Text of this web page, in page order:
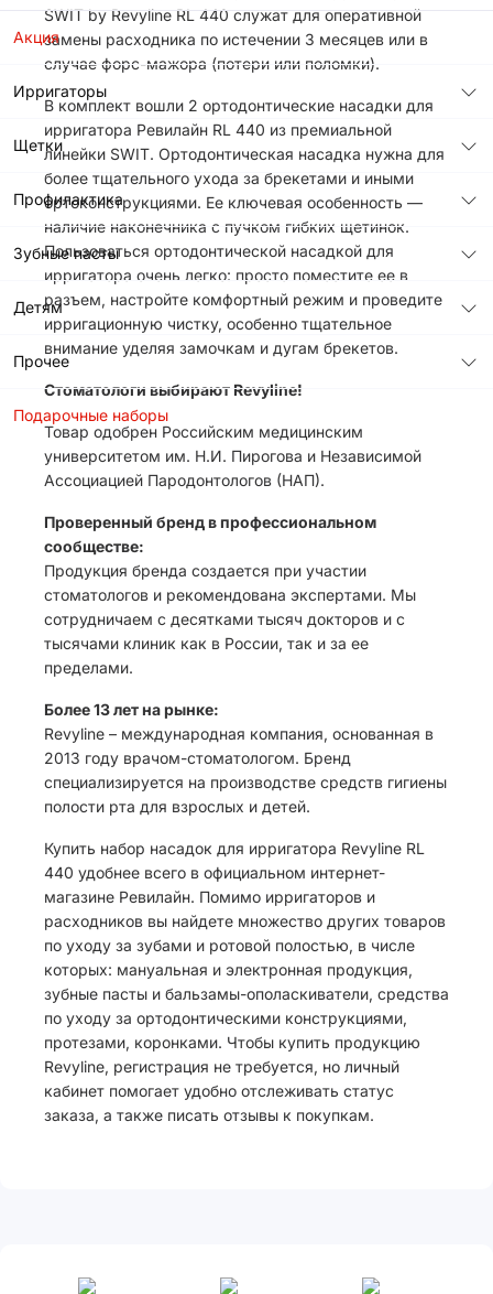
Акция
Ирригаторы
Щетки
Профилактика
Зубные пасты
Детям
Прочее
Подарочные наборы
SWIT by Revyline RL 440 служат для оперативной
замены расходника по истечении 3 месяцев или в
случае форс-мажора (потери или поломки).
В комплект вошли 2 ортодонтические насадки для
ирригатора Ревилайн RL 440 из премиальной
линейки SWIT. Ортодонтическая насадка нужна для
более тщательного ухода за брекетами и иными
ортоконструкциями. Ее ключевая особенность —
наличие наконечника с пучком гибких щетинок.
Пользоваться ортодонтической насадкой для
ирригатора очень легко: просто поместите ее в
разъем, настройте комфортный режим и проведите
ирригационную чистку, особенно тщательное
внимание уделяя замочкам и дугам брекетов.
Стоматологи выбирают Revyline!
Товар одобрен Российским медицинским
университетом им. Н.И. Пирогова и Независимой
Ассоциацией Пародонтологов (НАП).
Проверенный бренд в профессиональном
сообществе:
Продукция бренда создается при участии
стоматологов и рекомендована экспертами. Мы
сотрудничаем с десятками тысяч докторов и с
тысячами клиник как в России, так и за ее
пределами.
Более 13 лет на рынке:
Revyline – международная компания, основанная в
2013 году врачом-стоматологом. Бренд
специализируется на производстве средств гигиены
полости рта для взрослых и детей.
Купить набор насадок для ирригатора Revyline RL
440 удобнее всего в официальном интернет-
магазине Ревилайн. Помимо ирригаторов и
расходников вы найдете множество других товаров
по уходу за зубами и ротовой полостью, в числе
которых: мануальная и электронная продукция,
зубные пасты и бальзамы-ополаскиватели, средства
по уходу за ортодонтическими конструкциями,
протезами, коронками. Чтобы купить продукцию
Revyline, регистрация не требуется, но личный
кабинет помогает удобно отслеживать статус
заказа, а также писать отзывы к покупкам.